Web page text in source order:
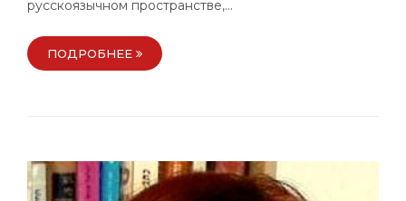
русскоязычном пространстве,…
ПОДРОБНЕЕ